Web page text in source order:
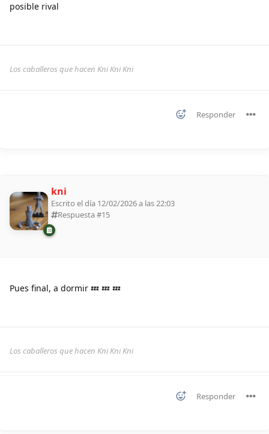
posible rival
Los caballeros que hacen Kni Kni Kni
Responder
kni
Escrito el día 12/02/2026 a las 22:03
Respuesta #15
Pues final, a dormir 💤 💤 💤
Los caballeros que hacen Kni Kni Kni
Responder